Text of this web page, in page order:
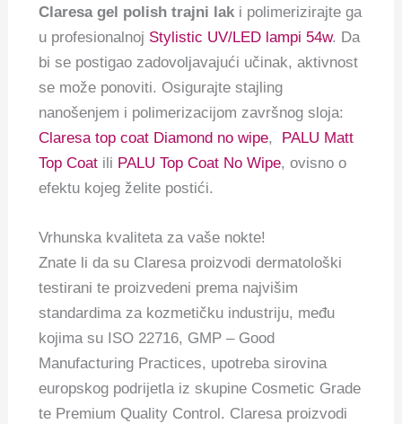
Claresa gel polish trajni lak i polimerizirajte ga
u profesionalnoj Stylistic UV/LED lampi 54w. Da
bi se postigao zadovoljavajući učinak, aktivnost
se može ponoviti. Osigurajte stajling
nanošenjem i polimerizacijom završnog sloja:
Claresa top coat Diamond no wipe, PALU Matt
Top Coat ili PALU Top Coat No Wipe, ovisno o
efektu kojeg želite postići.
Vrhunska kvaliteta za vaše nokte!
Znate li da su Claresa proizvodi dermatološki
testirani te proizvedeni prema najvišim
standardima za kozmetičku industriju, među
kojima su ISO 22716, GMP – Good
Manufacturing Practices, upotreba sirovina
europskog podrijetla iz skupine Cosmetic Grade
te Premium Quality Control. Claresa proizvodi